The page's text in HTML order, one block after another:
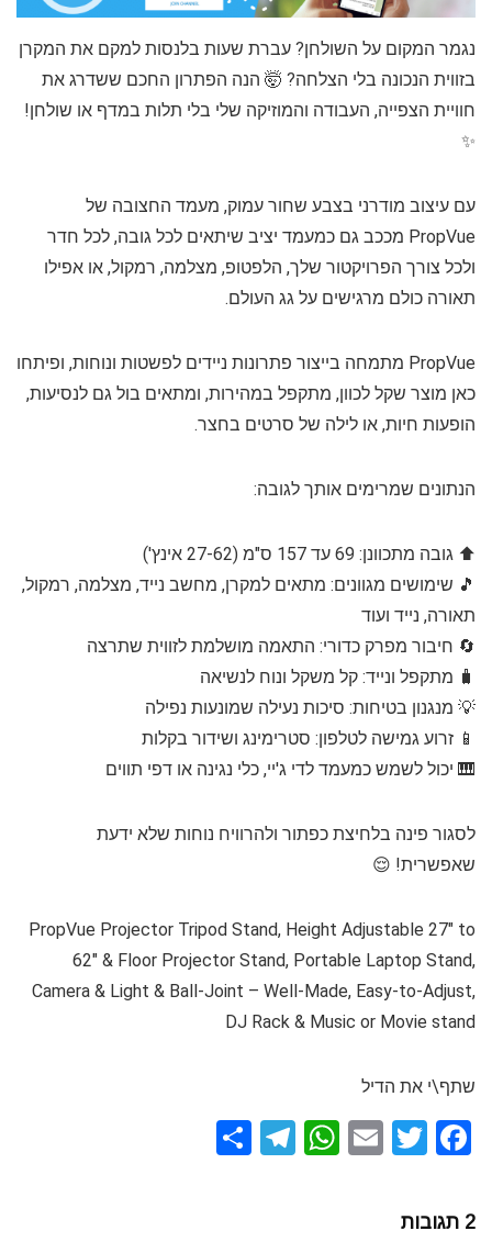
נגמר המקום על השולחן? עברת שעות בלנסות למקם את המקרן
בזווית הנכונה בלי הצלחה? 🤯 הנה הפתרון החכם ששדרג את
חוויית הצפייה, העבודה והמוזיקה שלי בלי תלות במדף או שולחן!
✨
עם עיצוב מודרני בצבע שחור עמוק, מעמד החצובה של
PropVue מככב גם כמעמד יציב שיתאים לכל גובה, לכל חדר
ולכל צורך הפרויקטור שלך, הלפטופ, מצלמה, רמקול, או אפילו
תאורה כולם מרגישים על גג העולם.
PropVue מתמחה בייצור פתרונות ניידים לפשטות ונוחות, ופיתחו
כאן מוצר שקל לכוון, מתקפל במהירות, ומתאים בול גם לנסיעות,
הופעות חיות, או לילה של סרטים בחצר.
הנתונים שמרימים אותך לגובה:
⬆️ גובה מתכוונן: 69 עד 157 ס"מ (27-62 אינץ')
🎵 שימושים מגוונים: מתאים למקרן, מחשב נייד, מצלמה, רמקול,
תאורה, נייד ועוד
🔄 חיבור מפרק כדורי: התאמה מושלמת לזווית שתרצה
🧳 מתקפל ונייד: קל משקל ונוח לנשיאה
💡 מנגנון בטיחות: סיכות נעילה שמונעות נפילה
📱 זרוע גמישה לטלפון: סטרימינג ושידור בקלות
🎹 יכול לשמש כמעמד לדי ג'יי, כלי נגינה או דפי תווים
לסגור פינה בלחיצת כפתור ולהרוויח נוחות שלא ידעת
שאפשרית! 😌
PropVue Projector Tripod Stand, Height Adjustable 27" to
62" & Floor Projector Stand, Portable Laptop Stand,
Camera & Light & Ball-Joint – Well-Made, Easy-to-Adjust,
DJ Rack & Music or Movie stand
שתף\י את הדיל
F
ce
T
E
W
T
2 תגובות